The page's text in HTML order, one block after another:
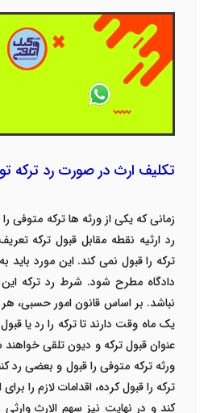
تکلیف ارث در صورت رد ترکه
زمانی که یکی از ورثه ها ترکه متوفی
رد ارثیه نقطه مقابل قبول ترکه
ترکه را قبول نمی کند. این مورد
دادگاه مطرح شود. شرط رد ترکه
نباشد. بر اساس قانون امور حسبی،
یک ماه وقت دارند تا ترکه را رد یا
عنوان قبول ترکه و دیون تلقی
ورثه ترکه متوفی را قبول و بعضی رد
ترکه را قبول کرده، اقدامات لازم را
کند و در نهایت نیز سهم الارث وارثی